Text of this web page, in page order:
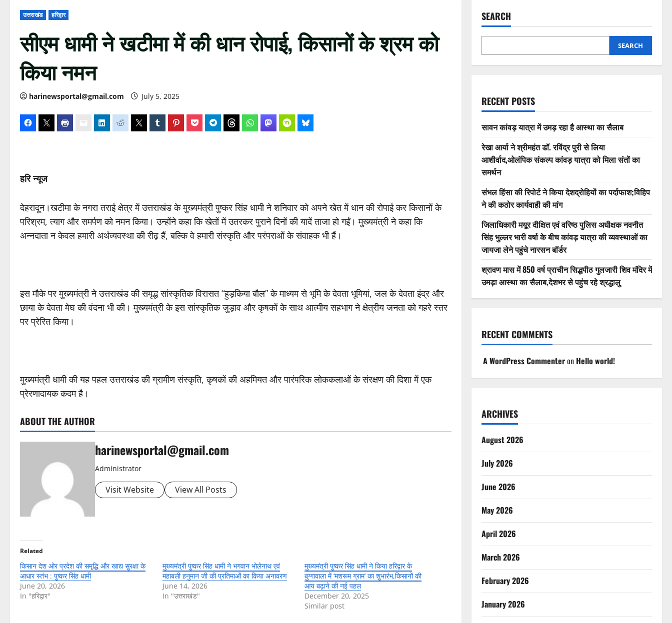
उत्तराखंड हरिद्वार
सीएम धामी ने खटीमा में की धान रोपाई, किसानों के श्रम को
किया नमन
harinewsportal@gmail.com July 5, 2025
हरि न्यूज
देहरादून।खटीमा के नगरा तराई क्षेत्र में उत्तराखंड के मुख्यमंत्री पुष्कर सिंह धामी ने शनिवार को अपने खेत में धान की रोपाई कर किसानों के
परिश्रम, त्याग और समर्पण को नमन किया। उन्होंने कहा कि खेतों में उतरकर पुराने दिनों की यादें ताजा हो गईं। मुख्यमंत्री ने कहा कि
अन्नदाता न केवल हमारी अर्थव्यवस्था की रीढ़ हैं, बल्कि वे हमारी संस्कृति और परंपराओं के संवाहक भी हैं।
इस मौके पर मुख्यमंत्री ने उत्तराखंड की समृद्ध सांस्कृतिक विरासत “हुड़किया बौल” के माध्यम से भूमि के देवता भूमियां, जल के देवता इंद्र और
छाया के देवता मेघ की वंदना भी की। मुख्यमंत्री के इस सांस्कृतिक जुड़ाव और कृषकों के साथ आत्मीय सहभाग ने क्षेत्रीय जनता को गहरे स्तर
पर प्रेरित किया।
मुख्यमंत्री धामी की यह पहल उत्तराखंड की ग्रामीण संस्कृति, कृषकों की अहमियत और पारंपरिक लोककलाओं के संरक्षण की दिशा में एक
प्रेरणादायक कदम है।
ABOUT THE AUTHOR
harinewsportal@gmail.com
Administrator
Visit Website View All Posts
Related
किसान देश ओर प्रदेश की समृद्धि और खाद्य सुरक्षा के
आधार स्तंभ : पुष्कर सिंह धामी
June 20, 2026
In "हरिद्वार"
मुख्यमंत्री पुष्कर सिंह धामी ने भगवान भोलेनाथ एवं
महाबली हनुमान जी की प्रतिमाओं का किया अनावरण
June 14, 2026
In "उत्तराखंड"
मुख्यमंत्री पुष्कर सिंह धामी ने किया हरिद्वार के
बुग्गावाला में ‘मशरूम ग्राम’ का शुभारंभ,किसानों की
आय बढ़ाने की नई पहल
December 20, 2025
Similar post
SEARCH
SEARCH
RECENT POSTS
सावन कांवड़ यात्रा में उमड़ रहा है आस्था का सैलाब
रेखा आर्या ने श्रीमहंत डॉ. रविंद्र पुरी से लिया
आशीर्वाद,ओलंपिक संकल्प कांवड़ यात्रा को मिला संतों का
समर्थन
संभल हिंसा की रिपोर्ट ने किया देशद्रोहियों का पर्दाफाश;विहिप
ने की कठोर कार्यवाही की मांग
जिलाधिकारी मयूर दीक्षित एवं वरिष्ठ पुलिस अधीक्षक नवनीत
सिंह भुल्लर भारी वर्षा के बीच कांवड़ यात्रा की व्यवस्थाओं का
जायजा लेने पहुंचे नारसन बॉर्डर
श्रावण मास में 850 वर्ष प्राचीन सिद्धपीठ गुलजारी शिव मंदिर में
उमड़ा आस्था का सैलाब,देशभर से पहुंच रहे श्रद्धालु
RECENT COMMENTS
A WordPress Commenteron Hello world!
ARCHIVES
August 2026
July 2026
June 2026
May 2026
April 2026
March 2026
February 2026
January 2026